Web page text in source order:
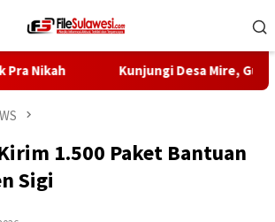
Kunjungi Desa Mire, Gubernur
1.500 Paket Bantuan
Sigi